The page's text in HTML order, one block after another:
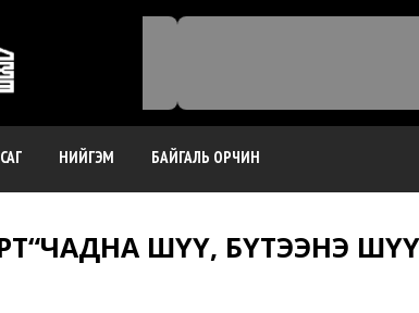
НИЙГЭМ БАЙГАЛЬ ОРЧИН
ШҮҮ, БҮТЭЭНЭ